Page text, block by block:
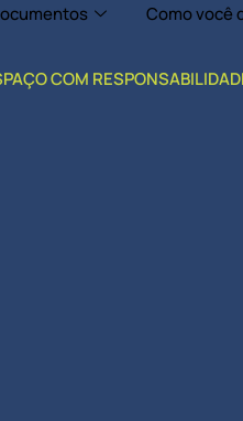
Como você
COM